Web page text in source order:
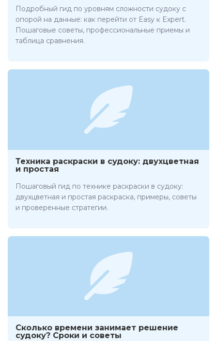
Подробный гид по уровням сложности судоку с
опорой на данные: как перейти от Easy к Expert.
Пошаговые советы, профессиональные приемы и
таблица сравнения.
Техника раскраски в судоку: двухцветная
и простая
Пошаговый гид по технике раскраски в судоку:
двухцветная и простая раскраска, примеры, советы
и проверенные стратегии.
Сколько времени занимает решение
судоку? Сроки и советы